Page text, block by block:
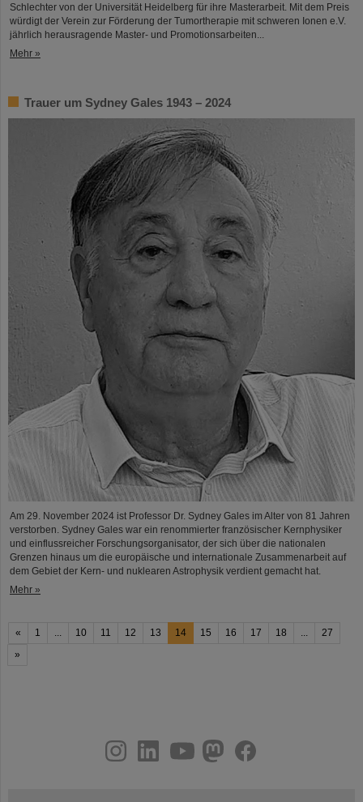
Schlechter von der Universität Heidelberg für ihre Masterarbeit. Mit dem Preis
würdigt der Verein zur Förderung der Tumortherapie mit schweren Ionen e.V.
jährlich herausragende Master- und Promotionsarbeiten...
Mehr »
Trauer um Sydney Gales 1943 – 2024
Am 29. November 2024 ist Professor Dr. Sydney Gales im Alter von 81 Jahren
verstorben. Sydney Gales war ein renommierter französischer Kernphysiker
und einflussreicher Forschungsorganisator, der sich über die nationalen
Grenzen hinaus um die europäische und internationale Zusammenarbeit auf
dem Gebiet der Kern- und nuklearen Astrophysik verdient gemacht hat.
Mehr »
« 1 10 11 12 13 14 15 16 17 18
27
»
youtubehelmholtz.socialfacebook